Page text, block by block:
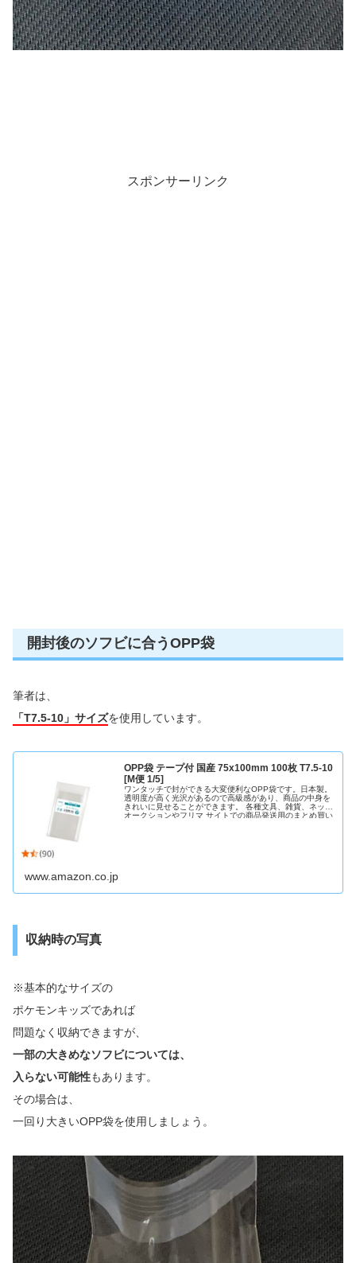
スポンサーリンク
開封後のソフビに合うOPP袋
筆者は、
「T7.5-10」サイズを使用しています。
OPP袋 テープ付 国産 75x100mm 100枚 T7.5-10
[M便 1/5]
ワンタッチで封ができる大変便利なOPP袋です。日本製。
透明度が高く光沢があるので高級感があり、商品の中身を
きれいに見せることができます。 各種文具、雑貨、ネット
オークションやフリマ サイトでの商品発送用のまとめ買い
www.amazon.co.jp
収納時の写真
※基本的なサイズの
ポケモンキッズであれば
問題なく収納できますが、
一部の大きめなソフビについては、
入らない可能性もあります。
その場合は、
一回り大きいOPP袋を使用しましょう。